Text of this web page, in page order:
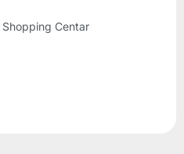
Centar